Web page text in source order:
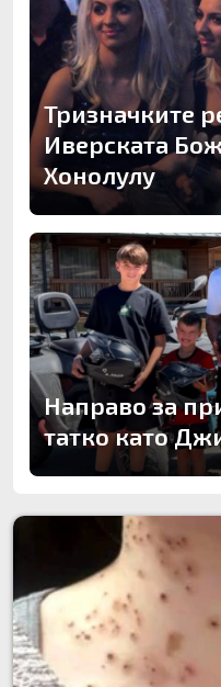
Тризначките
Иверската
Хонолулу
Направо за
татко като